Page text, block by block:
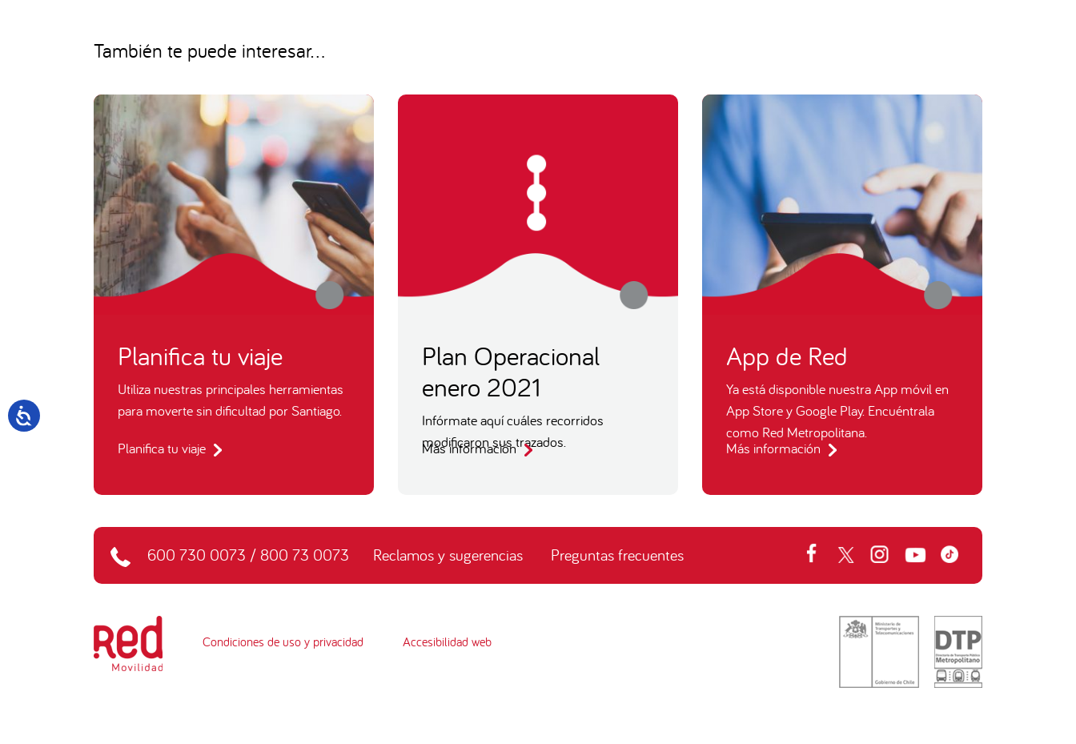
También te puede interesar...
Planifica tu viaje
Utiliza nuestras principales herramientas
para moverte sin dificultad por Santiago.
Planifica tu viaje
Plan Operacional
enero 2021
Infórmate aquí cuáles recorridos
modificaron sus trazados.
Más información
App de Red
Ya está disponible nuestra App móvil en
App Store y Google Play. Encuéntrala
como Red Metropolitana.
Más información
600 730 0073 / 800 73 0073 Reclamos y sugerencias Preguntas frecuentes
Condiciones de uso y privacidad Accesibilidad web